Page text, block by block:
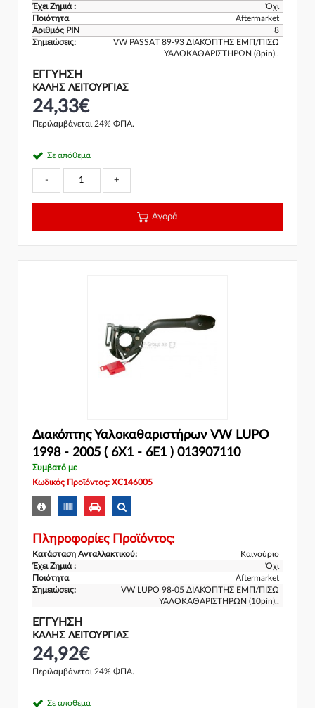
Έχει Ζημιά :
Όχι
Ποιότητα
Aftermarket
Αριθμός PIN
8
Σημειώσεις:
VW PASSAT 89-93 ΔΙΑΚΟΠΤΗΣ ΕΜΠ/ΠΙΣΩ
ΥΑΛΟΚΑΘΑΡΙΣΤΗΡΩΝ (8pin)..
ΕΓΓΎΗΣΗ
ΚΑΛΗΣ ΛΕΙΤΟΥΡΓΙΑΣ
24,33€
Περιλαμβάνεται 24% ΦΠΑ.
Σε απόθεμα
- +
Αγορά
Διακόπτης Υαλοκαθαριστήρων VW LUPO
1998 - 2005 ( 6X1 - 6E1 ) 013907110
Συμβατό με
Κωδικός Προϊόντος: XC146005
Πληροφορίες Προϊόντος:
Κατάσταση Ανταλλακτικού:
Καινούριο
Έχει Ζημιά :
Όχι
Ποιότητα
Aftermarket
Σημειώσεις:
VW LUPO 98-05 ΔΙΑΚΟΠΤΗΣ ΕΜΠ/ΠΙΣΩ
ΥΑΛΟΚΑΘΑΡΙΣΤΗΡΩΝ (10pin)..
ΕΓΓΎΗΣΗ
ΚΑΛΗΣ ΛΕΙΤΟΥΡΓΙΑΣ
24,92€
Περιλαμβάνεται 24% ΦΠΑ.
Σε απόθεμα